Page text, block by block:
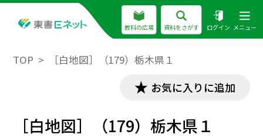
教科の広場 資料をさがす ログイン メニュー
TOP ［白地図］（179）栃木県１
お気に入りに追加
［白地図］（179）栃木県１